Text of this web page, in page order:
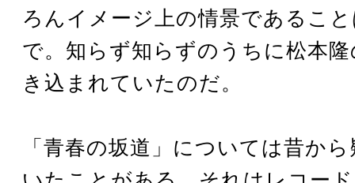
ろんイメージ上の情景であるこ
で。知らず知らずのうちに松本
き込まれていたのだ。
「青春の坂道」については昔か